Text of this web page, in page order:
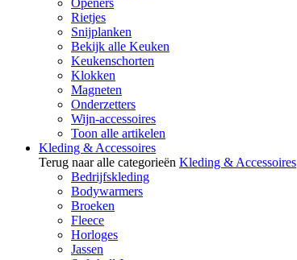
Openers
Rietjes
Snijplanken
Bekijk alle Keuken
Keukenschorten
Klokken
Magneten
Onderzetters
Wijn-accessoires
Toon alle artikelen
Kleding & Accessoires
Terug naar alle categorieën Kleding & Accessoires
Bedrijfskleding
Bodywarmers
Broeken
Fleece
Horloges
Jassen